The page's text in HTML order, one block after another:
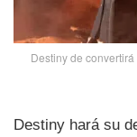
Destiny de
Destiny hará su